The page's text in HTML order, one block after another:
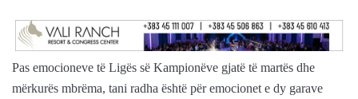
Pas emocioneve të Ligës së Kampionëve gjatë të martës dhe
mërkurës mbrëma, tani radha është për emocionet e dy garave